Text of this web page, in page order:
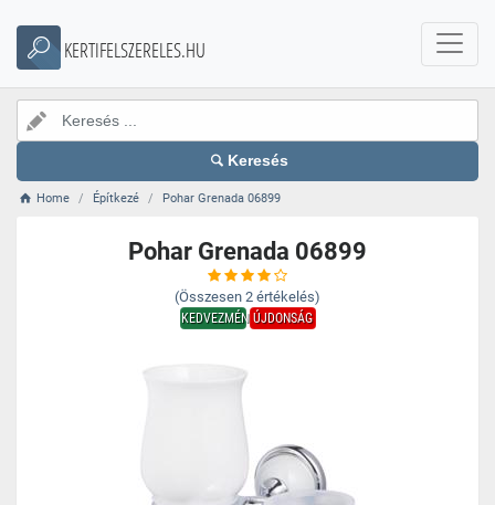
KERTIFELSZERELES.HU
Keresés
Home Építkezé Pohar Grenada 06899
Pohar Grenada 06899
(Összesen 2 értékelés)
KEDVEZMÉNYÚJDONSÁG